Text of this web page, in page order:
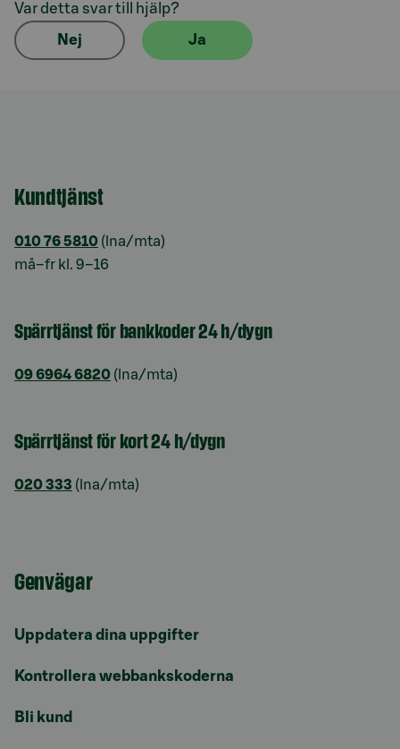
Var detta svar till hjälp?
Nej Ja
Kundtjänst
010 76 5810 (lna/mta)
må–fr kl. 9–16
Spärrtjänst för bankkoder 24 h/dygn
09 6964 6820 (lna/mta)
Spärrtjänst för kort 24 h/dygn
020 333 (lna/mta)
Genvägar
Uppdatera dina uppgifter
Kontrollera webbankskoderna
Bli kund